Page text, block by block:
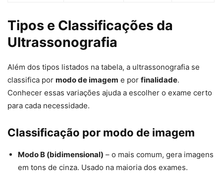
Tipos e Classificações da
Ultrassonografia
Além dos tipos listados na tabela, a ultrassonografia se
classifica por modo de imagem e por finalidade.
Conhecer essas variações ajuda a escolher o exame certo
para cada necessidade.
Classificação por modo de imagem
Modo B (bidimensional) – o mais comum, gera imagens
em tons de cinza. Usado na maioria dos exames.